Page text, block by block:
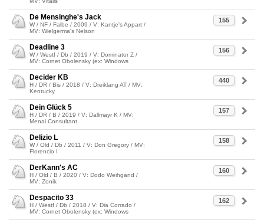
155
De Mensinghe's Jack
W / NF / Falbe / 2009 / V: Kantje's Appart /
MV: Wielgerma's Nelson
156
Deadline 3
W / Westf / Db / 2019 / V: Dominator Z /
MV: Cornet Obolensky (ex: Windows
440
Decider KB
H / DR / Bis / 2018 / V: Dreiklang AT / MV:
Kentucky
157
Dein Glück 5
H / DR / B / 2019 / V: Dallmayr K / MV:
Menai Consultant
158
Delizio L
W / Old / Db / 2011 / V: Don Gregory / MV:
Florencio I
160
DerKann's AC
H / Old / B / 2020 / V: Dodo Weihgand /
MV: Zonik
162
Despacito 33
H / Westf / Db / 2018 / V: Dia Corrado /
MV: Cornet Obolensky (ex: Windows